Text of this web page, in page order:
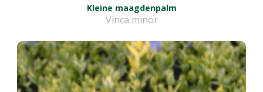
Kleine maagdenpalm
Vinca minor